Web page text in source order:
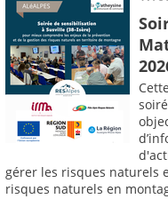
gérer les risques naturels
risques naturels en